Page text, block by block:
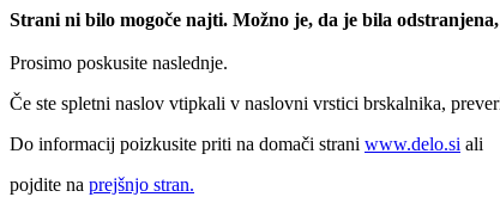
Strani ni bilo mogoče najti. Možno je, da je bila
Prosimo poskusite naslednje.
Če ste spletni naslov vtipkali v naslovni vrstici brskalnika,
Do informacij poizkusite priti na domači strani www.delo.si ali
pojdite na prejšnjo stran.